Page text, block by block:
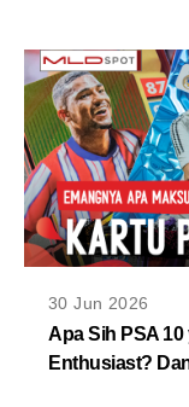
30 Jun 2026
Apa Sih PSA
Enthusiast?